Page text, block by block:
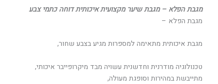
מגבת הפלא – מגבת שיער מקצועית איכותית דוחה כתמי צבע
מגבת הפלא –
מגבת איכותית מתאימה למספרות מגיע בצבע שחור,
טכנולוגיה מודרנית וחדשנית עשויה מבד מיקרופייבר איכותי,
מתייבשת במהירות וסופגת מעולה,